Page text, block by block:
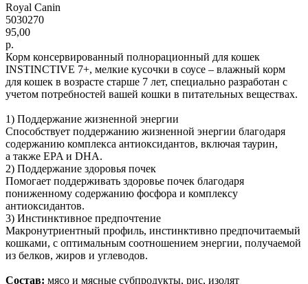
Royal Canin
5030270
95,00
р.
Корм консервированный полнорационный для кошек
INSTINCTIVE 7+, мелкие кусочки в cоусе – влажный корм
для кошек в возрасте старше 7 лет, специально разработан с
учетом потребностей вашей кошки в питательных веществах.
1) Поддержание жизненной энергии
Способствует поддержанию жизненной энергии благодаря
содержанию комплекса антиоксидантов, включая таурин,
а также EPA и DHA.
2) Поддержание здоровья почек
Помогает поддерживать здоровье почек благодаря
пониженному содержанию фосфора и комплексу
антиоксидантов.
3) Инстинктивное предпочтение
Макронутриентный профиль, инстинктивно предпочитаемый
кошками, с оптимальным соотношением энергии, получаемой
из белков, жиров и углеводов.
Состав: мясо и мясные субпродукты, рис, изолят